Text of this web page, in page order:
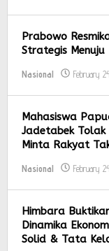
Prabowo
Strategis
Nasional February
Mahasiswa
Jadetabek Tolak
Minta Rakyat
Nasional February
Himbara
Dinamika
Solid & Tata